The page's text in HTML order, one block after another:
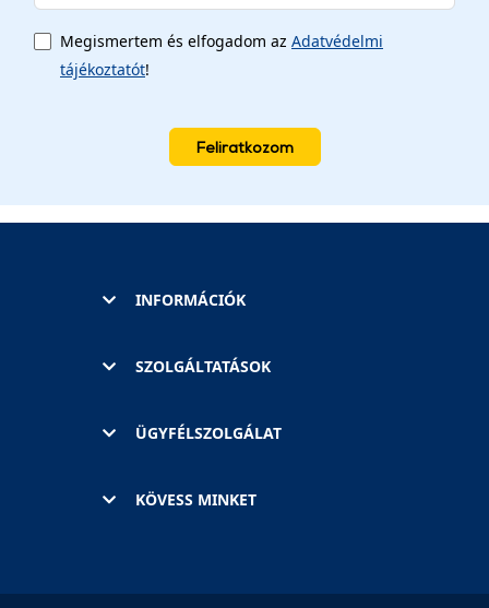
Megismertem és elfogadom az Adatvédelmi
tájékoztatót!
Feliratkozom
INFORMÁCIÓK
SZOLGÁLTATÁSOK
ÜGYFÉLSZOLGÁLAT
KÖVESS MINKET